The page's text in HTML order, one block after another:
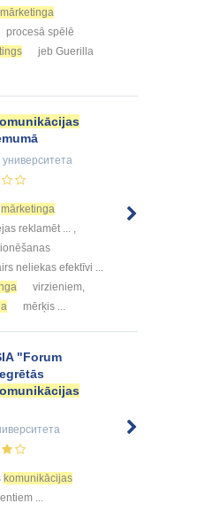
mārketinga
procesā spēlē
jeb Guerilla
mārketinga
reklamēt ... ,
neliekas efektīvi ...
virzieniem,
mērķis ...
"Forum
komunikācijas
...